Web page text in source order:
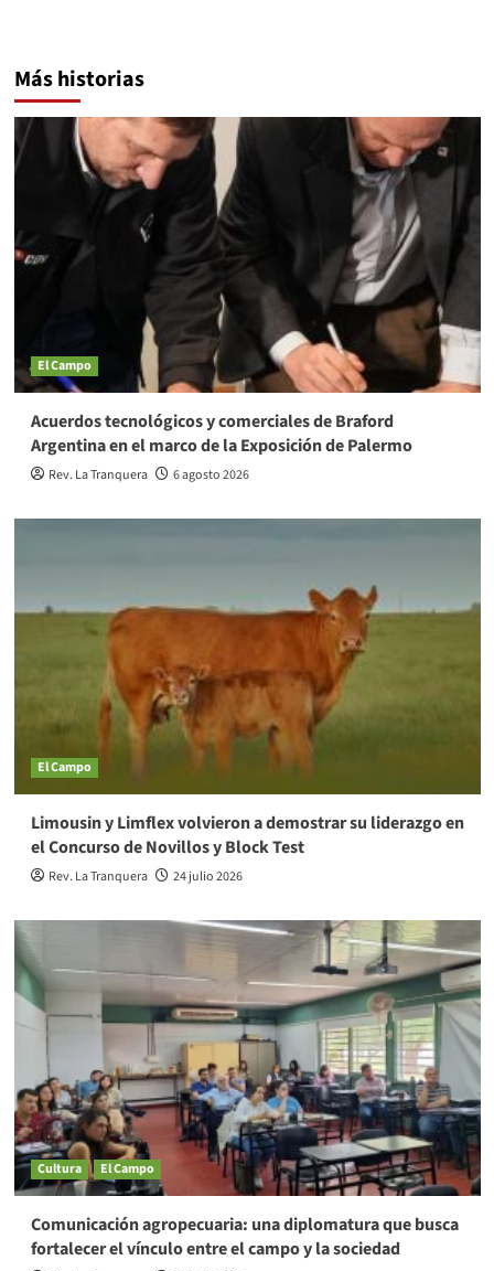
Más historias
El Campo
Acuerdos tecnológicos y comerciales de Braford
Argentina en el marco de la Exposición de Palermo
Rev. La Tranquera 6 agosto 2026
El Campo
Limousin y Limflex volvieron a demostrar su liderazgo en
el Concurso de Novillos y Block Test
Rev. La Tranquera 24 julio 2026
Cultura El Campo
Comunicación agropecuaria: una diplomatura que busca
fortalecer el vínculo entre el campo y la sociedad